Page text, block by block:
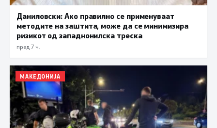
Даниловски: Ако правилно се применуваат
методите на заштита, може да се минимизира
ризикот од западнонилска треска
пред 7 ч.
МАКЕДОНИЈА